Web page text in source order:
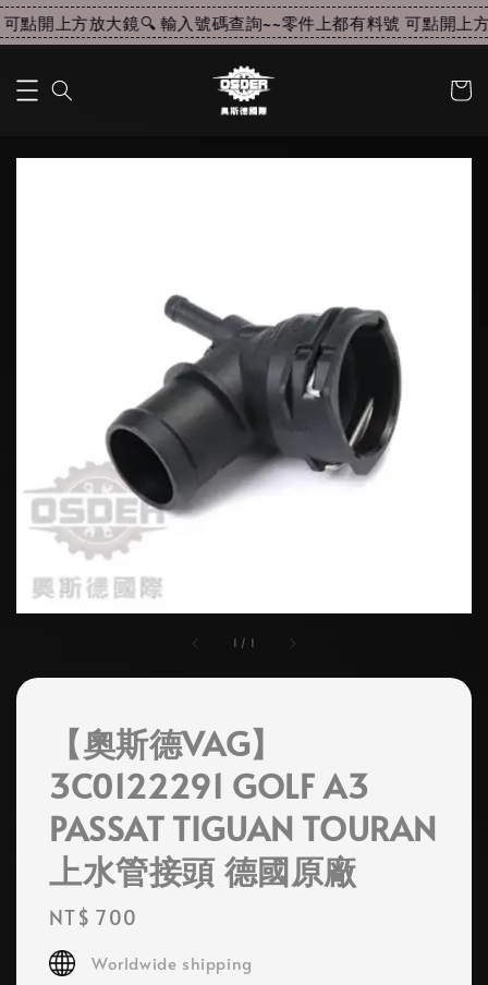
點開上方放大鏡🔍 輸入號碼查詢~~零件上都有料號 可點開上
1 / 1
【奧斯德VAG】
3C0122291 GOLF A3
PASSAT TIGUAN TOURAN
上水管接頭 德國原廠
Regular
price
NT$ 700
Worldwide shipping